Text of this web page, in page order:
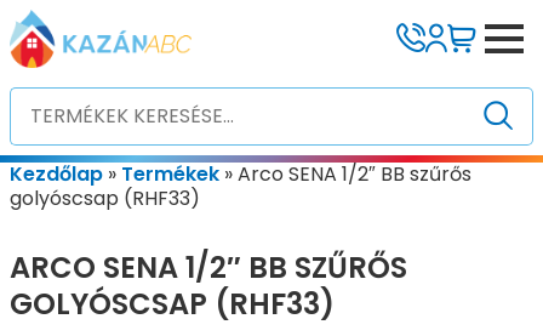
Kezdőlap » Termékek »Arco SENA 1/2″ BB szűrős
golyóscsap (RHF33)
ARCO SENA 1/2″ BB SZŰRŐS
GOLYÓSCSAP (RHF33)